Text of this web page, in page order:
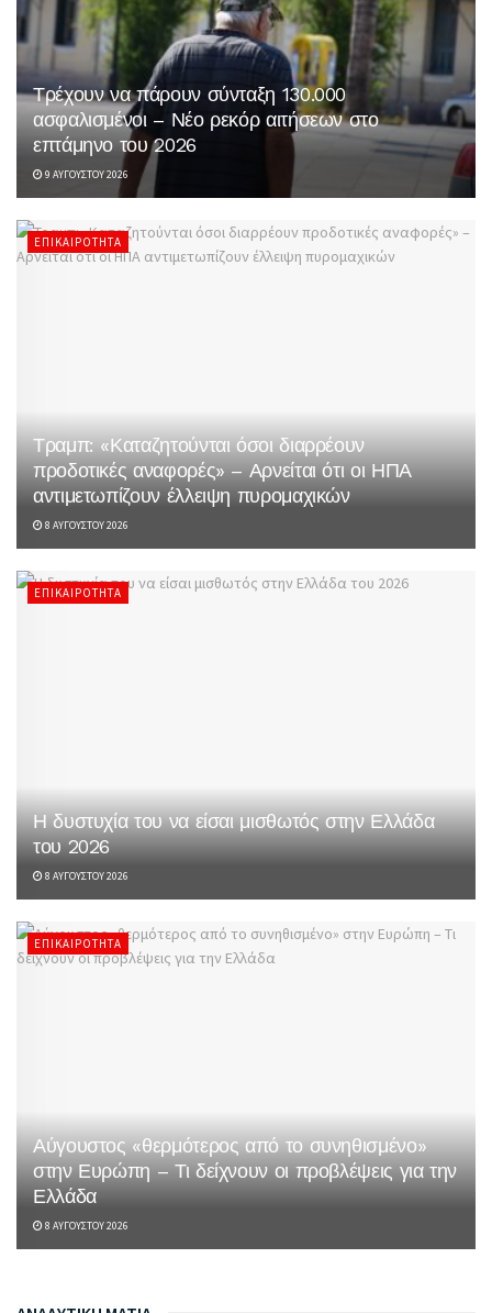
Τρέχουν να πάρουν σύνταξη 130.000
ασφαλισμένοι – Νέο ρεκόρ αιτήσεων στο
επτάμηνο του 2026
9 ΑΥΓΟΎΣΤΟΥ 2026
ΕΠΙΚΑΙΡΌΤΗΤΑ
Τραμπ: «Καταζητούνται όσοι διαρρέουν
προδοτικές αναφορές» – Αρνείται ότι οι ΗΠΑ
αντιμετωπίζουν έλλειψη πυρομαχικών
8 ΑΥΓΟΎΣΤΟΥ 2026
ΕΠΙΚΑΙΡΌΤΗΤΑ
Η δυστυχία του να είσαι μισθωτός στην Ελλάδα
του 2026
8 ΑΥΓΟΎΣΤΟΥ 2026
ΕΠΙΚΑΙΡΌΤΗΤΑ
Αύγουστος «θερμότερος από το συνηθισμένο»
στην Ευρώπη – Τι δείχνουν οι προβλέψεις για την
Ελλάδα
8 ΑΥΓΟΎΣΤΟΥ 2026